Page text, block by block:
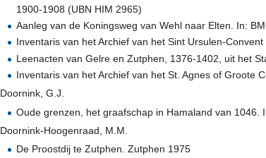
1900-1908 (UBN HIM 2965)
Aanleg van de Koningsweg van Wehl naar Elten. In:
Inventaris van het Archief van het Sint Ursulen-
Leenacten van Gelre en Zutphen, 1376-1402, uit het
Inventaris van het Archief van het St. Agnes of Groote
Doornink, G.J.
Oude grenzen, het graafschap in Hamaland van
Doornink-Hoogenraad, M.M.
De Proostdij te Zutphen. Zutphen 1975